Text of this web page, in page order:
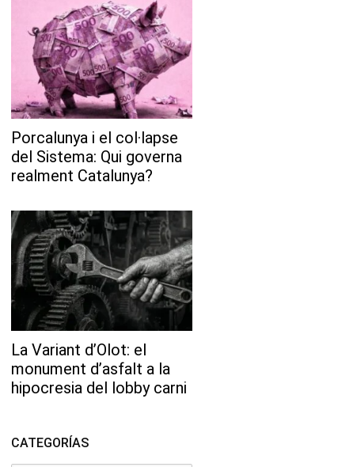
Porcalunya i el col·lapse
del Sistema: Qui governa
realment Catalunya?
La Variant d’Olot: el
monument d’asfalt a la
hipocresia del lobby carni
CATEGORÍAS